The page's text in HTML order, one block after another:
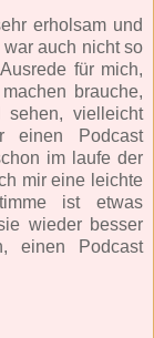
erholsam und
auch nicht so
für mich,
brauche,
sehen, vielleicht
einen Podcast
im laufe der
mir eine leichte
ist etwas
wieder besser
einen Podcast